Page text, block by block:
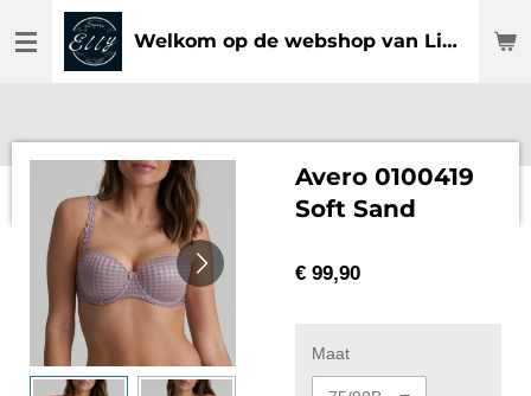
direct
Welkom op de webshop van Lingerie Elly
Avero 0100419
Soft Sand
€ 99,90
Maat